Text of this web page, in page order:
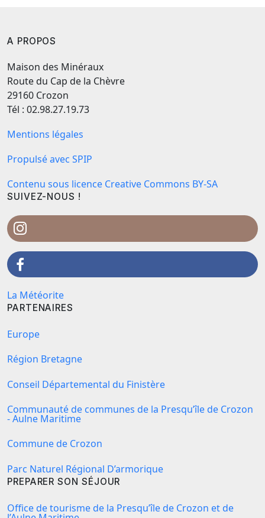
A PROPOS
Maison des Minéraux
Route du Cap de la Chèvre
29160 Crozon
Tél : 02.98.27.19.73
Mentions légales
Propulsé avec SPIP
Contenu sous licence Creative Commons BY-SA
SUIVEZ-NOUS !
La Météorite
PARTENAIRES
Europe
Région Bretagne
Conseil Départemental du Finistère
Communauté de communes de la Presqu’île de Crozon
- Aulne Maritime
Commune de Crozon
Parc Naturel Régional D’armorique
PREPARER SON SÉJOUR
Office de tourisme de la Presqu’île de Crozon et de